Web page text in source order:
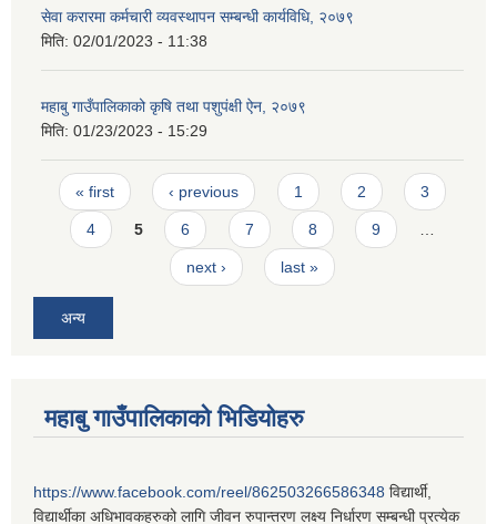
सेवा करारमा कर्मचारी व्यवस्थापन सम्बन्धी कार्यविधि, २०७९
मिति: 02/01/2023 - 11:38
महाबु गाउँपालिकाको कृषि तथा पशुपंक्षी ऐन, २०७९
मिति: 01/23/2023 - 15:29
Pages
« first ‹ previous 1 2 3
4 5 6 7 8 9
next › last »
अन्य
महाबु गाउँपालिकाको भिडियोहरु
https://www.facebook.com/reel/862503266586348 विद्यार्थी,
विद्यार्थीका अधिभावकहरुको लागि जीवन रुपान्तरण लक्ष्य निर्धारण सम्बन्धी प्रत्येक